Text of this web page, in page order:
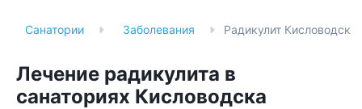
Санатории Заболевания Радикулит Кисловодск
Лечение радикулита в
санаториях Кисловодска